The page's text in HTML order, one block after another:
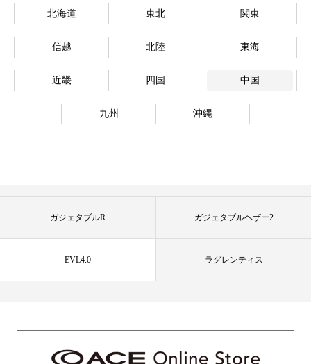
北海道 東北 関東
信越 北陸 東海
近畿 四国 中国
九州 沖縄
ガジェタブルR ガジェタブルヘザー2
EVL4.0 ラグレンティス